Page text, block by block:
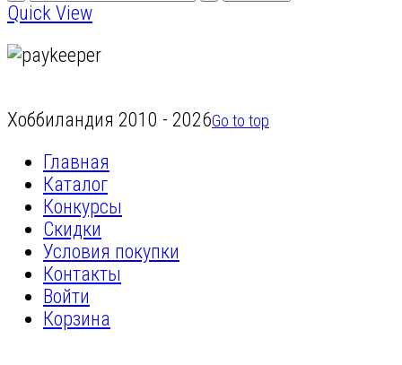
Quick View
Хоббиландия 2010 - 2026Go to top
Главная
Каталог
Конкурсы
Скидки
Условия покупки
Контакты
Войти
Корзина